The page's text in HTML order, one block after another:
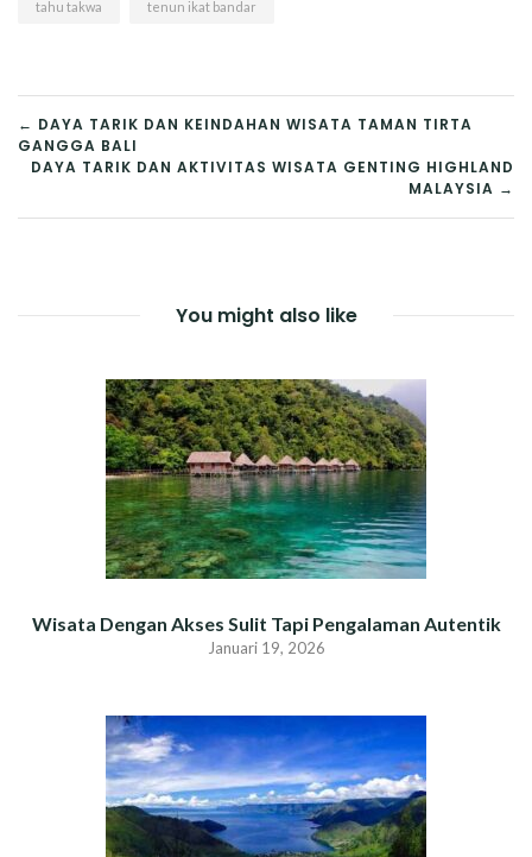
tahu takwa tenun ikat bandar
NAVIGASI
POS
← DAYA TARIK DAN KEINDAHAN WISATA TAMAN TIRTA
GANGGA BALI
DAYA TARIK DAN AKTIVITAS WISATA GENTING HIGHLAND
MALAYSIA →
You might also like
Wisata Dengan Akses Sulit Tapi Pengalaman Autentik
Januari 19, 2026